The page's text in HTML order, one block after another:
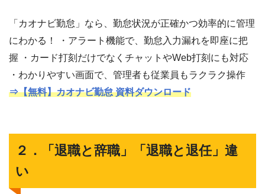
「カオナビ勤怠」なら、勤怠状況が正確かつ効率的に管理
にわかる！ ・アラート機能で、勤怠入力漏れを即座に把
握 ・カード打刻だけでなくチャットやWeb打刻にも対応
・わかりやすい画面で、管理者も従業員もラクラク操作
⇒【無料】カオナビ勤怠 資料ダウンロード
２．「退職と辞職」「退職と退任」違
い